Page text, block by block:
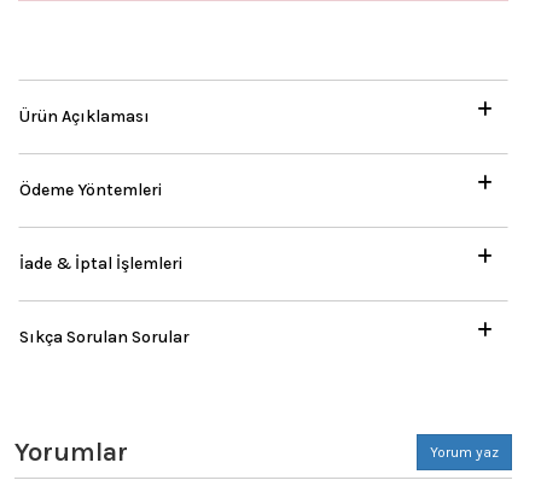
Ürün Açıklaması
Ödeme Yöntemleri
İade & İptal İşlemleri
Sıkça Sorulan Sorular
Yorumlar Yorum yaz